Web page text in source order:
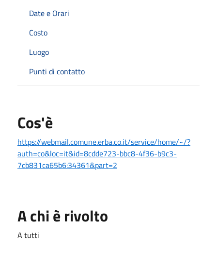
Date e Orari
Costo
Luogo
Punti di contatto
Cos'è
https://webmail.comune.erba.co.it/service/home/~/?
auth=co&loc=it&id=8cdde723-bbc8-4f36-b9c3-
7cb831ca65b6:34361&part=2
A chi è rivolto
A tutti